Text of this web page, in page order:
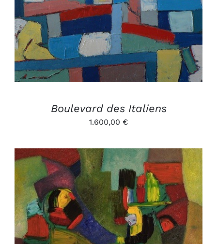
AJOUTER AU PANIER
/
DÉTAILS
Boulevard des Italiens
1.600,00 €